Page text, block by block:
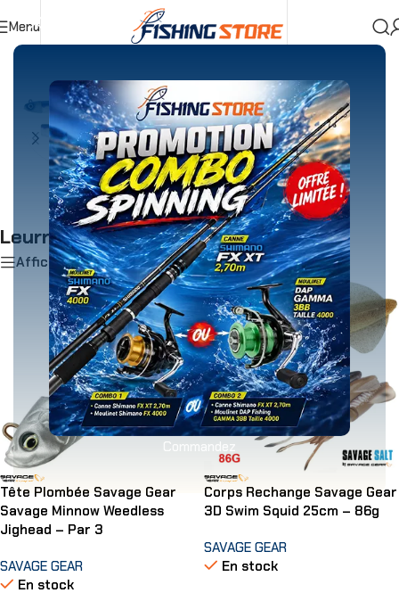
Commandez
Menu
Accueil»Shore et Spinning»Leurres»Leurres souples
COMBO SHADS
Leurres souples
Afficher les filtres
Tête Plombée Savage Gear
Savage Minnow Weedless
Jighead – Par 3
SAVAGE GEAR
En stock
Corps Rechange Savage Gear
3D Swim Squid 25cm – 86g
SAVAGE GEAR
En stock